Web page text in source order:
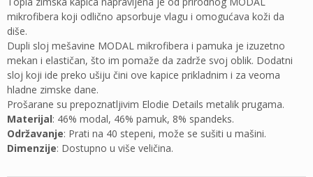
mikrofibera koji odlično apsorbuje vlagu i omogućava koži da
diše.
Dupli sloj mešavine MODAL mikrofibera i pamuka je izuzetno
mekan i elastičan, što im pomaže da zadrže svoj oblik. Dodatni
sloj koji ide preko ušiju čini ove kapice prikladnim i za veoma
hladne zimske dane.
Prošarane su prepoznatljivim Elodie Details metalik prugama.
Materijal: 46% modal, 46% pamuk, 8% spandeks.
Održavanje: Prati na 40 stepeni, može se sušiti u mašini.
Dimenzije: Dostupno u više veličina.